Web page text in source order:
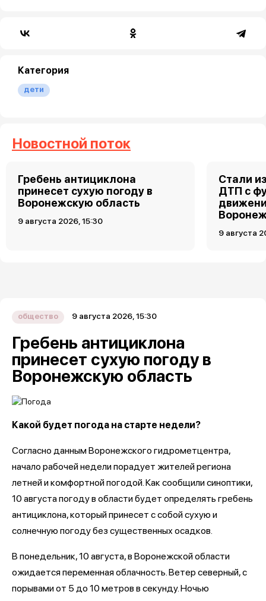
Категория
дети
Новостной поток
Гребень антициклона
принесет сухую погоду в
Воронежскую область
9 августа 2026, 15:30
Стали
ДТП с
9 августа
общество 9 августа 2026, 15:30
Гребень антициклона
принесет сухую погоду в
Воронежскую область
Какой будет погода на старте недели?
Согласно данным Воронежского гидрометцентра,
начало рабочей недели порадует жителей региона
летней и комфортной погодой. Как сообщили синоптики,
10 августа погоду в области будет определять гребень
антициклона, который принесет с собой сухую и
солнечную погоду без существенных осадков.
В понедельник, 10 августа, в Воронежской области
ожидается переменная облачность. Ветер северный, с
порывами от 5 до 10 метров в секунду. Ночью